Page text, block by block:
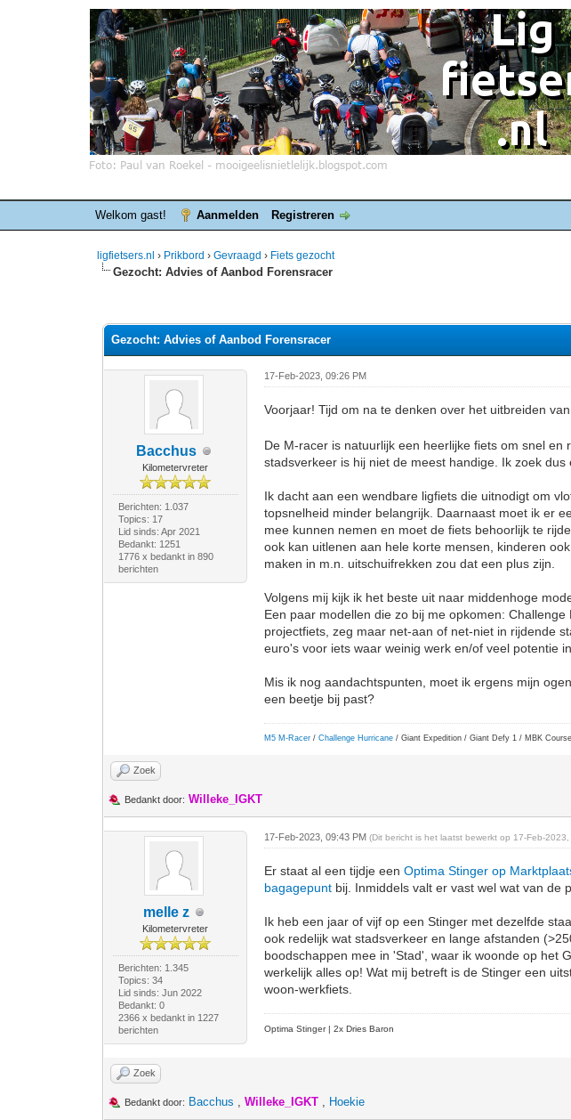
Welkom gast! Aanmelden Registreren
ligfietsers.nl › Prikbord ›Gevraagd › Fiets gezocht
Gezocht: Advies of Aanbod Forensracer
Gezocht: Advies of Aanbod Forensracer
Bacchus
Kilometervreter
Berichten: 1.037
Topics: 17
Lid sinds: Apr 2021
Bedankt: 1251
1776 x bedankt in 890
berichten
17-Feb-2023, 09:26 PM
Voorjaar! Tijd om na te denken over het uitbreiden
De M-racer is natuurlijk een heerlijke fiets om snel
stadsverkeer is hij niet de meest handige. Ik zoek dus
Ik dacht aan een wendbare ligfiets die uitnodigt om
topsnelheid minder belangrijk. Daarnaast moet ik er
mee kunnen nemen en moet de fiets behoorlijk te
ook kan uitlenen aan hele korte mensen, kinderen
maken in m.n. uitschuifrekken zou dat een plus zijn.
Volgens mij kijk ik het beste uit naar middenhoge
Een paar modellen die zo bij me opkomen:
projectfiets, zeg maar net-aan of net-niet in rijdende
euro's voor iets waar weinig werk en/of veel potentie in
Mis ik nog aandachtspunten, moet ik ergens mijn
een beetje bij past?
M5 M-Racer /Challenge Hurricane / Giant Expedition / Giant Defy 1 / MBK Course
Zoek
Bedankt door: Willeke_IGKT
melle z
Kilometervreter
Berichten: 1.345
Topics: 34
Lid sinds: Jun 2022
Bedankt: 0
2366 x bedankt in 1227
berichten
17-Feb-2023, 09:43 PM(Dit bericht is het laatst bewerkt op 17-Feb-
Er staat al een tijdje eenOptima Stinger op
bagagepunt bij. Inmiddels valt er vast wel wat van de
Ik heb een jaar of vijf op een Stinger met dezelfde
ook redelijk wat stadsverkeer en lange afstanden
boodschappen mee in 'Stad', waar ik woonde op het
werkelijk alles op! Wat mij betreft is de Stinger een
woon-werkfiets.
Optima Stinger |2x Dries Baron
Zoek
Bedankt door: Bacchus ,Willeke_IGKT , Hoekie